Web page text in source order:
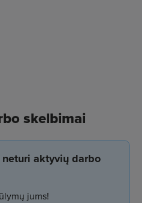
skelbimai
aktyvių darbo
jums!